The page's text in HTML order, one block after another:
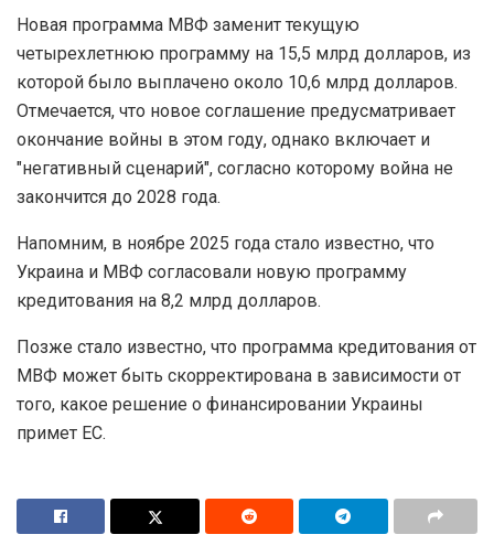
Новая программа МВФ заменит текущую
четырехлетнюю программу на 15,5 млрд долларов, из
которой было выплачено около 10,6 млрд долларов.
Отмечается, что новое соглашение предусматривает
окончание войны в этом году, однако включает и
"негативный сценарий", согласно которому война не
закончится до 2028 года.
Напомним, в ноябре 2025 года стало известно, что
Украина и МВФ согласовали новую программу
кредитования на 8,2 млрд долларов.
Позже стало известно, что программа кредитования от
МВФ может быть скорректирована в зависимости от
того, какое решение о финансировании Украины
примет ЕС.